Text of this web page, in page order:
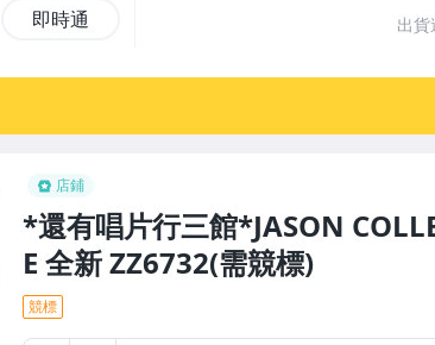
店鋪
*還有唱片行三館*JASON
E 全新 ZZ6732(需競標)
競標
即時通 出貨